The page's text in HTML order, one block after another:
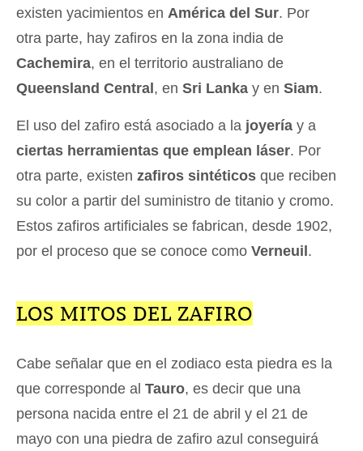
existen yacimientos en América del Sur. Por
otra parte, hay zafiros en la zona india de
Cachemira, en el territorio australiano de
Queensland Central, en Sri Lanka y en Siam.
El uso del zafiro está asociado a la joyería y a
ciertas herramientas que emplean láser. Por
otra parte, existen zafiros sintéticos que reciben
su color a partir del suministro de titanio y cromo.
Estos zafiros artificiales se fabrican, desde 1902,
por el proceso que se conoce como Verneuil.
LOS MITOS DEL ZAFIRO
Cabe señalar que en el zodiaco esta piedra es la
que corresponde al Tauro, es decir que una
persona nacida entre el 21 de abril y el 21 de
mayo con una piedra de zafiro azul conseguirá